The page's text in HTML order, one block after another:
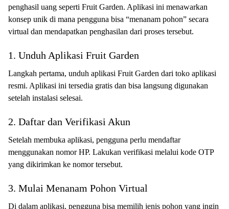
penghasil uang seperti Fruit Garden. Aplikasi ini menawarkan
konsep unik di mana pengguna bisa “menanam pohon” secara
virtual dan mendapatkan penghasilan dari proses tersebut.
1. Unduh Aplikasi Fruit Garden
Langkah pertama, unduh aplikasi Fruit Garden dari toko aplikasi
resmi. Aplikasi ini tersedia gratis dan bisa langsung digunakan
setelah instalasi selesai.
2. Daftar dan Verifikasi Akun
Setelah membuka aplikasi, pengguna perlu mendaftar
menggunakan nomor HP. Lakukan verifikasi melalui kode OTP
yang dikirimkan ke nomor tersebut.
3. Mulai Menanam Pohon Virtual
Di dalam aplikasi, pengguna bisa memilih jenis pohon yang ingin